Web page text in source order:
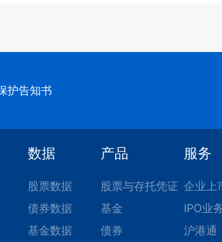
护告知书
数据
股票数据
债券数据
基金数据
产品
股票与存托凭证
基金
债券
服务
企业上
IPO业
沪港通